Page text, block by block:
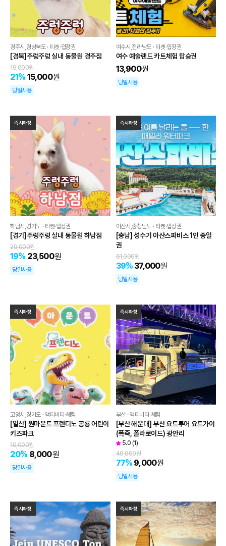
경주시,경상북도 · 티켓·입장권
[경북]주렁주렁 실내 동물원 경주점
19,000원
21% 15,000원
당일사용
여수시,전라남도 · 티켓·입장권
여수 예술랜드 카트체험 탑승권
13,900원
당일사용
즉시확정
하남시,경기도 · 티켓·입장권
[경기]주렁주렁 실내 동물원 하남점
29,000원
19% 23,500원
당일사용
즉시확정
아산시,충청남도 · 티켓·입장권
[충남] 성수기 아산스파비스 1인 종일
권
61,000원
39% 37,000원
당일사용
즉시확정
고양시,경기도 · 액티비티·체험
[일산] 원마운트 프렌디노 공룡 어린이
키즈파크
10,000원
20% 8,000원
당일사용
즉시확정
부산 · 액티비티·체험
[부산 해운대] 부산 요트투어 요트가이
(폭죽, 폴라로이드) 광안리
5.0 (1)
40,000원
77% 9,000원
당일사용
즉시확정 즉시확정